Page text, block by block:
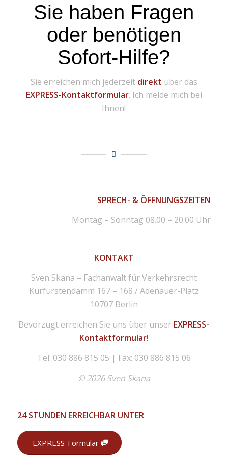
Sie haben Fragen
oder benötigen
Sofort-Hilfe?
Sie erreichen mich jederzeit direkt über das
EXPRESS-Kontaktformular. Ich melde mich bei
Ihnen!
SPRECH- & ÖFFNUNGSZEITEN
Montag – Sonntag 08.00 – 20.00 Uhr
KONTAKT
Sven Skana – Fachanwalt für Verkehrsrecht
Kurfürstendamm 167 – 168 / Adenauer-Platz
10707 Berlin
Bevorzugt erreichen Sie uns über unser EXPRESS-
Kontaktformular!
Tel: 030 886 815 05 | Fax: 030 886 815 06
© 2026 Sven Skana
24 STUNDEN ERREICHBAR UNTER
EXPRESS-Formular